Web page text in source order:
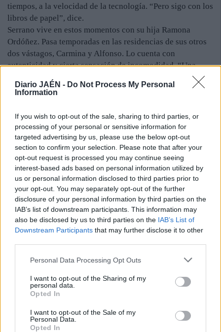
Diario JAÉN - Do Not Process My Personal
Information
If you wish to opt-out of the sale, sharing to third parties, or
processing of your personal or sensitive information for
targeted advertising by us, please use the below opt-out
section to confirm your selection. Please note that after your
opt-out request is processed you may continue seeing
interest-based ads based on personal information utilized by
us or personal information disclosed to third parties prior to
your opt-out. You may separately opt-out of the further
disclosure of your personal information by third parties on the
IAB’s list of downstream participants. This information may
also be disclosed by us to third parties on the IAB’s List of
Downstream Participants that may further disclose it to other
Personal Data Processing Opt Outs
I want to opt-out of the Sharing of my
personal data.
Opted In
I want to opt-out of the Sale of my
Personal Data.
Opted In
tiempos, a la velocidad de la tecnología. “Pero sigo con los
libros de papel”, dice.
Serrano vive en estos momentos con su hija Ramona
Ordóñez. Pasa temporadas en las residencias de sus otros
dos vástagos, Carmina y Alfonso. Lo cuenta con
autenticidad y cierta sensación de incomodidad. “Una
familiar le ha grabado un montón de títulos en el libro
electrónico”, explica Almudena Ordóñez. La “abuela” aún
Nueve años hace que la veterana lectora perdió a su
marido, Alfonso Ordóñez, un agricultor jiennense con el
que residió en el número 9 de la calle El Greco.
vitalidad. La actividad mental de Carmen Serrano no cesa
gracias a su apetito intelectual; también le gusta escribir.
La salud física, además, le permite disfrutar de la vida: dar
un paseo, tomar un tinto de verano, compartir momentos
con algunos de sus diez bisnietos. “Yo puedo hacer todas
mis cosas mientras siga como hasta ahora y no me duela
nada”, comenta. “Le gusta hacer ganchillo y croché”,
añade su nieta. Y, por supuesto, están sus libros, sus
historias. “Me entretienen mucho. No me siento sola. Los